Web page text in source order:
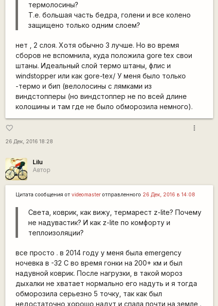
термолосины?
Т.е. большая часть бедра, голени и все колено
защищено только одним слоем?
нет , 2 слоя. Хотя обычно 3 лучше. Но во время
сборов не вспомнила, куда положила gore tex свои
штаны. Идеальный слой термо штаны, флис и
windstopper или как gore-tex/ У меня было только
-термо и бип (велолосины с лямками из
виндстопперы (но виндстоппер не по всей длине
колошины и там где не было обморозила немного).
favorite_border
26 Дек, 2016 18:28
more_vert
Lilu
Автор
Цитата сообщения от videomasterотправленного 26 Дек, 2016 в 14:08
Света, коврик, как вижу, термарест z-lite? Почему
не надувастик? И как z-lite по комфорту и
теплоизоляции?
все просто . в 2014 году у меня была emergency
ночевка в -32 С во время гонки на 200+ км и был
надувной коврик. После нагрузки, в такой мороз
дыхалки не хватает нормально его надуть и я тогда
обморозила серьезно 5 точку, так как был
недостаточно хорошо надут и спала почти на земле .